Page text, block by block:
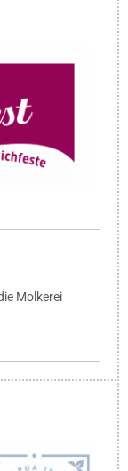
Molkerei